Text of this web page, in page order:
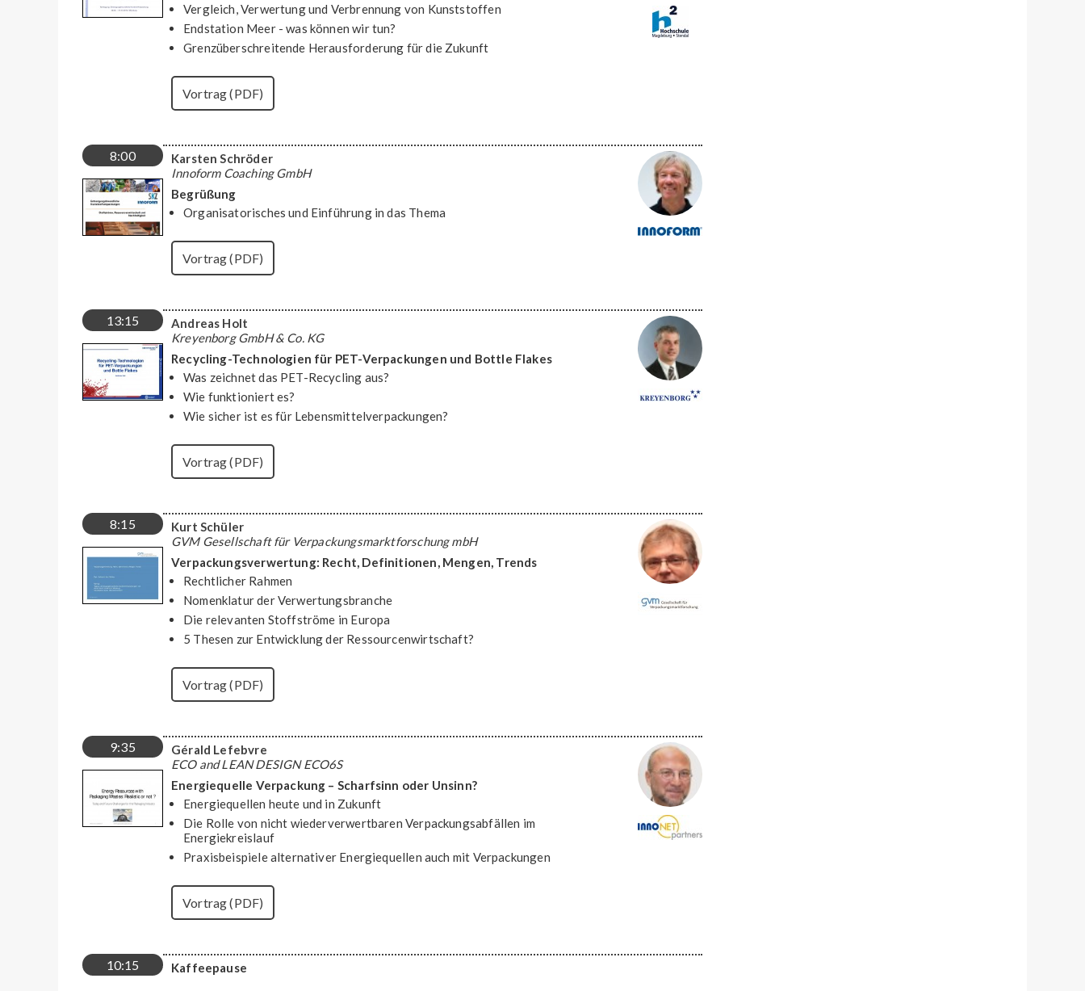
Vergleich, Verwertung und Verbrennung von Kunststoffen
Endstation Meer - was können wir tun?
Grenzüberschreitende Herausforderung für die Zukunft
Vortrag (PDF)
8:00
Karsten Schröder
Innoform Coaching GmbH
Begrüßung
Organisatorisches und Einführung in das Thema
Vortrag (PDF)
13:15
Andreas Holt
Kreyenborg GmbH & Co. KG
Recycling-Technologien für PET-Verpackungen und Bottle Flakes
Was zeichnet das PET-Recycling aus?
Wie funktioniert es?
Wie sicher ist es für Lebensmittelverpackungen?
Vortrag (PDF)
8:15
Kurt Schüler
GVM Gesellschaft für Verpackungsmarktforschung mbH
Verpackungsverwertung: Recht, Definitionen, Mengen, Trends
Rechtlicher Rahmen
Nomenklatur der Verwertungsbranche
Die relevanten Stoffströme in Europa
5 Thesen zur Entwicklung der Ressourcenwirtschaft?
Vortrag (PDF)
9:35
Gérald Lefebvre
ECO and LEAN DESIGN ECO6S
Energiequelle Verpackung – Scharfsinn oder Unsinn?
Energiequellen heute und in Zukunft
Die Rolle von nicht wiederverwertbaren Verpackungsabfällen im
Energiekreislauf
Praxisbeispiele alternativer Energiequellen auch mit Verpackungen
Vortrag (PDF)
10:15 Kaffeepause